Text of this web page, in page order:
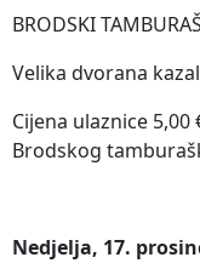
BRODSKI
Velika dvorana
Cijena ulaznice
Brodskog
Nedjelja, 17.